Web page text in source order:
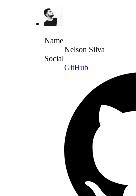
Name
Nelson Silva
Social
GitHub